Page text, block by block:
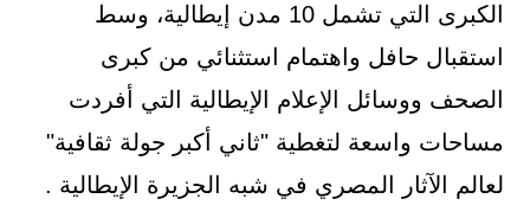
الكبرى التي تشمل 10 مدن إيطالية، وسط
استقبال حافل واهتمام استثنائي من كبرى
الصحف ووسائل الإعلام الإيطالية التي أفردت
مساحات واسعة لتغطية "ثاني أكبر جولة ثقافية"
لعالم الآثار المصري في شبه الجزيرة الإيطالية .